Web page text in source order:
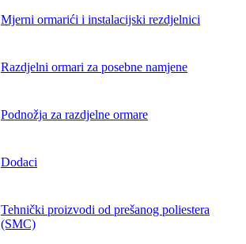
Mjerni ormarići i instalacijski rezdjelnici
Razdjelni ormari za posebne namjene
Podnožja za razdjelne ormare
Dodaci
Tehnički proizvodi od prešanog poliestera
(SMC)